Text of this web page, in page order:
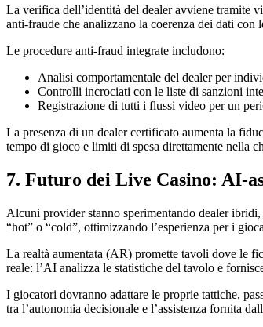
La verifica dell’identità del dealer avviene tramite
anti‑fraude che analizzano la coerenza dei dati con
Le procedure anti‑fraud integrate includono:
Analisi comportamentale del dealer per
Controlli incrociati con le liste di sanzioni
Registrazione di tutti i flussi video per un
La presenza di un dealer certificato aumenta la
tempo di gioco e limiti di spesa direttamente nella
7. Futuro dei Live Casino:
Alcuni provider stanno sperimentando dealer
“hot” o “cold”, ottimizzando l’esperienza per i
La realtà aumentata (AR) promette tavoli dove le
reale: l’AI analizza le statistiche del tavolo e
I giocatori dovranno adattare le proprie tattiche,
tra l’autonomia decisionale e l’assistenza fornita